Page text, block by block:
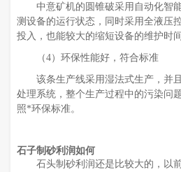
中意矿机的圆锥破采用自动化智
测设备的运行状态，同时采用全液压
投入，也能较大的缩短设备的维护时
（4）环保性能好，符合标准
该条生产线采用湿法式生产，并
处理系统，整个生产过程中的污染问
照*环保标准。
石子制砂利润如何
石头制砂利润还是比较大的，以